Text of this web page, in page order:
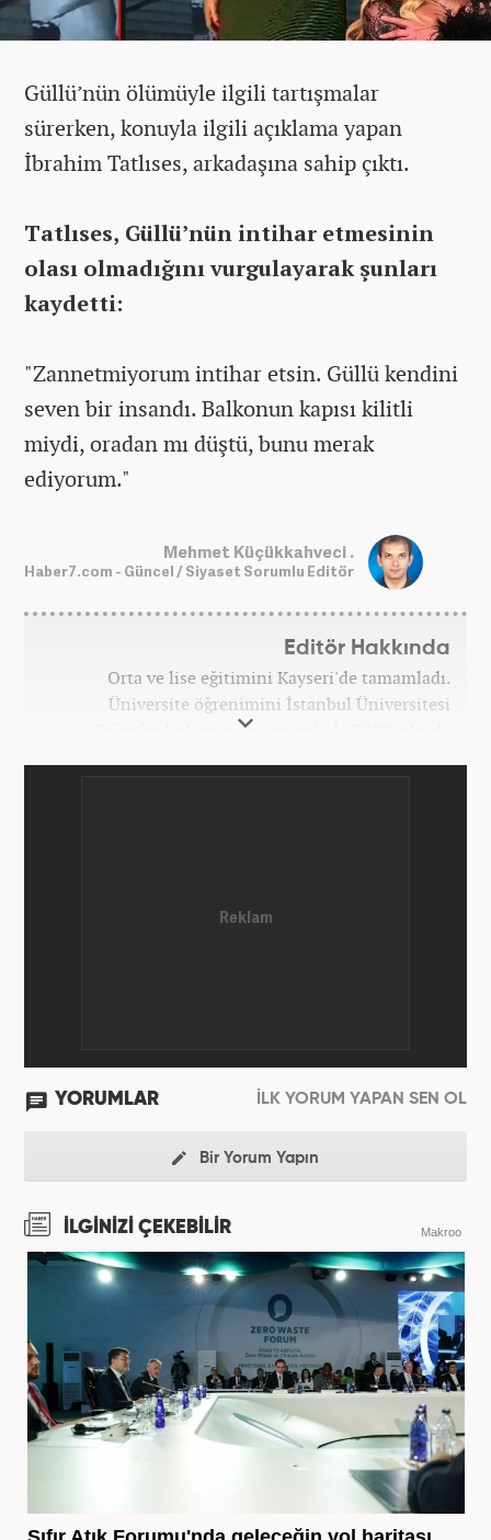
Güllü’nün ölümüyle ilgili tartışmalar
sürerken, konuyla ilgili açıklama yapan
İbrahim Tatlıses, arkadaşına sahip çıktı.
Tatlıses, Güllü’nün intihar etmesinin
olası olmadığını vurgulayarak şunları
kaydetti:
"Zannetmiyorum intihar etsin. Güllü kendini
seven bir insandı. Balkonun kapısı kilitli
miydi, oradan mı düştü, bunu merak
ediyorum."
Mehmet Küçükkahveci .
Haber7.com - Güncel / Siyaset Sorumlu Editör
Editör Hakkında
Orta ve lise eğitimini Kayseri'de tamamladı.
Üniversite öğrenimini İstanbul Üniversitesi
Coğrafya bölümünde tamamladı. 2008 yılında
YORUMLAR İLK YORUM YAPAN SEN OL
Bir Yorum Yapın
İLGİNİZİ ÇEKEBİLİR Makroo